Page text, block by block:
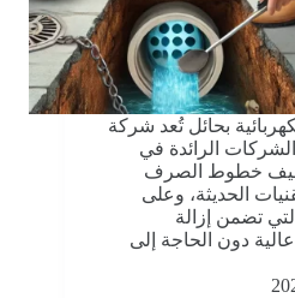
بحائل تُعد شركة
الرائدة في
خطوط الصرف
الحديثة، وعلى
تضمن إزالة
دون الحاجة إلى